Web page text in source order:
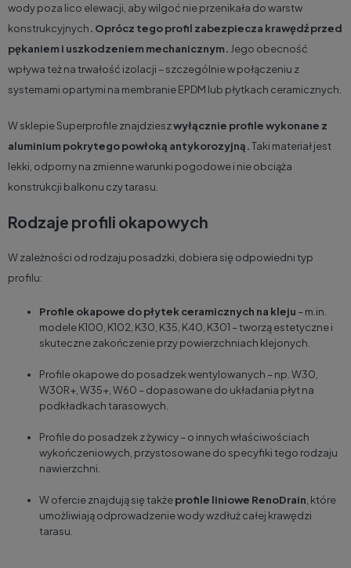
wody poza lico elewacji, aby wilgoć nie przenikała do warstw
konstrukcyjnych. Oprócz tego profil zabezpiecza krawędź przed
pękaniem i uszkodzeniem mechanicznym. Jego obecność
wpływa też na trwałość izolacji – szczególnie w połączeniu z
systemami opartymi na membranie EPDM lub płytkach ceramicznych.
W sklepie Superprofile znajdzieszwyłącznie profile wykonane z
aluminium pokrytego powłoką antykorozyjną.Taki materiał jest
lekki, odporny na zmienne warunki pogodowe i nie obciąża
konstrukcji balkonu czy tarasu.
Rodzaje profili okapowych
W zależności od rodzaju posadzki, dobiera się odpowiedni typ
profilu:
Profile okapowe do płytek ceramicznych na kleju – m.in.
modele K100, K102, K30, K35, K40, K301 – tworzą estetyczne i
skuteczne zakończenie przy powierzchniach klejonych.
Profile okapowe do posadzek wentylowanych – np. W30,
W30R+, W35+, W60 – dopasowane do układania płyt na
podkładkach tarasowych.
Profile do posadzek z żywicy– o innych właściwościach
wykończeniowych, przystosowane do specyfiki tego rodzaju
nawierzchni.
W ofercie znajdują się takżeprofile liniowe RenoDrain , które
umożliwiają odprowadzenie wody wzdłuż całej krawędzi
tarasu.